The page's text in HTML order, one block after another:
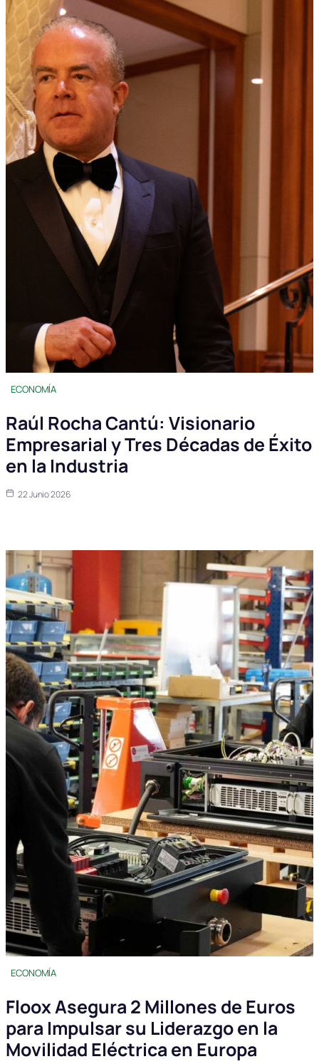
ECONOMÍA
Raúl Rocha Cantú: Visionario
Empresarial y Tres Décadas de Éxito
en la Industria
22 Junio 2026
ECONOMÍA
Floox Asegura 2 Millones de Euros
para Impulsar su Liderazgo en la
Movilidad Eléctrica en Europa